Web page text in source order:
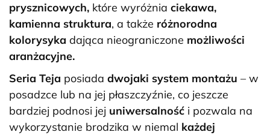
prysznicowych, które wyróżnia ciekawa,
kamienna struktura, a także różnorodna
kolorysyka dająca nieograniczone możliwości
aranżacyjne.
Seria Teja posiada dwojaki system montażu – w
posadzce lub na jej płaszczyźnie, co jeszcze
bardziej podnosi jej uniwersalność i pozwala na
wykorzystanie brodzika w niemal każdej